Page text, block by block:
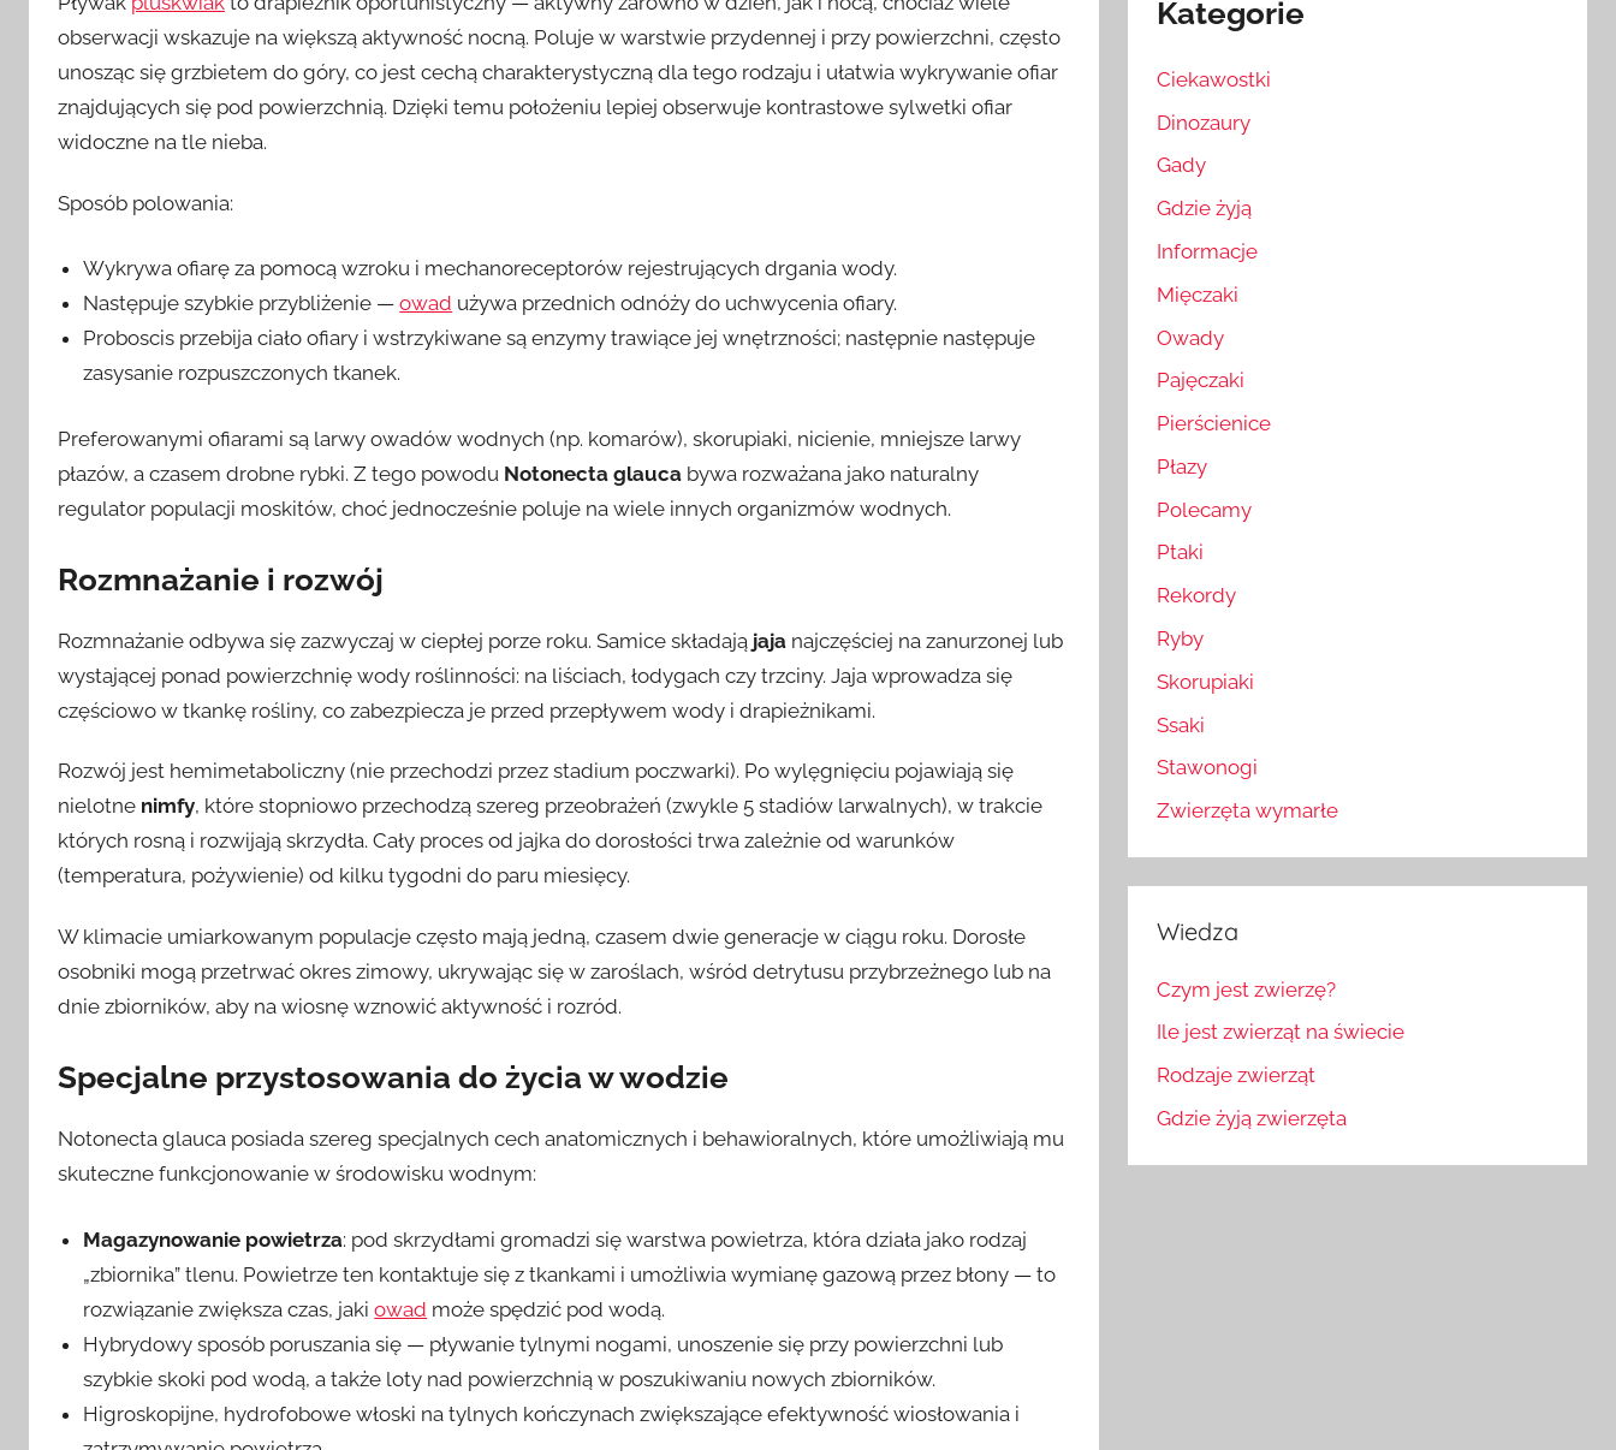
obserwacji wskazuje na większą aktywność nocną. Poluje w warstwie przydennej i przy powierzchni, często
unosząc się grzbietem do góry, co jest cechą charakterystyczną dla tego rodzaju i ułatwia wykrywanie ofiar
znajdujących się pod powierzchnią. Dzięki temu położeniu lepiej obserwuje kontrastowe sylwetki ofiar
widoczne na tle nieba.
Sposób polowania:
Wykrywa ofiarę za pomocą wzroku i mechanoreceptorów rejestrujących drgania wody.
Następuje szybkie przybliżenie —owad używa przednich odnóży do uchwycenia ofiary.
Proboscis przebija ciało ofiary i wstrzykiwane są enzymy trawiące jej wnętrzności; następnie następuje
zasysanie rozpuszczonych tkanek.
Preferowanymi ofiarami są larwy owadów wodnych (np. komarów), skorupiaki, nicienie, mniejsze larwy
płazów, a czasem drobne rybki. Z tego powodu Notonecta glauca bywa rozważana jako naturalny
regulator populacji moskitów, choć jednocześnie poluje na wiele innych organizmów wodnych.
Rozmnażanie i rozwój
Rozmnażanie odbywa się zazwyczaj w ciepłej porze roku. Samice składają jaja najczęściej na zanurzonej lub
wystającej ponad powierzchnię wody roślinności: na liściach, łodygach czy trzciny. Jaja wprowadza się
częściowo w tkankę rośliny, co zabezpiecza je przed przepływem wody i drapieżnikami.
Rozwój jest hemimetaboliczny (nie przechodzi przez stadium poczwarki). Po wylęgnięciu pojawiają się
nielotne nimfy, które stopniowo przechodzą szereg przeobrażeń (zwykle 5 stadiów larwalnych), w trakcie
których rosną i rozwijają skrzydła. Cały proces od jajka do dorosłości trwa zależnie od warunków
(temperatura, pożywienie) od kilku tygodni do paru miesięcy.
W klimacie umiarkowanym populacje często mają jedną, czasem dwie generacje w ciągu roku. Dorosłe
osobniki mogą przetrwać okres zimowy, ukrywając się w zaroślach, wśród detrytusu przybrzeżnego lub na
dnie zbiorników, aby na wiosnę wznowić aktywność i rozród.
Specjalne przystosowania do życia w wodzie
Notonecta glauca posiada szereg specjalnych cech anatomicznych i behawioralnych, które umożliwiają mu
skuteczne funkcjonowanie w środowisku wodnym:
Magazynowanie powietrza: pod skrzydłami gromadzi się warstwa powietrza, która działa jako rodzaj
„zbiornika” tlenu. Powietrze ten kontaktuje się z tkankami i umożliwia wymianę gazową przez błony — to
rozwiązanie zwiększa czas, jakiowad może spędzić pod wodą.
Hybrydowy sposób poruszania się — pływanie tylnymi nogami, unoszenie się przy powierzchni lub
szybkie skoki pod wodą, a także loty nad powierzchnią w poszukiwaniu nowych zbiorników.
Higroskopijne, hydrofobowe włoski na tylnych kończynach zwiększające efektywność wiosłowania i
Kategorie
Ciekawostki
Dinozaury
Gady
Gdzie żyją
Informacje
Mięczaki
Owady
Pajęczaki
Pierścienice
Płazy
Polecamy
Ptaki
Rekordy
Ryby
Skorupiaki
Ssaki
Stawonogi
Zwierzęta wymarłe
Wiedza
Czym jest zwierzę?
Ile jest zwierząt na świecie
Rodzaje zwierząt
Gdzie żyją zwierzęta